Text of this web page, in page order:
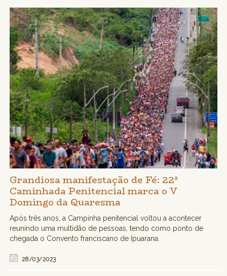
Grandiosa manifestação de Fé: 22ª
Caminhada Penitencial marca o V
Domingo da Quaresma
Após três anos, a Campinha penitencial voltou a acontecer
reunindo uma multidão de pessoas, tendo como ponto de
chegada o Convento franciscano de Ipuarana.
28/03/2023